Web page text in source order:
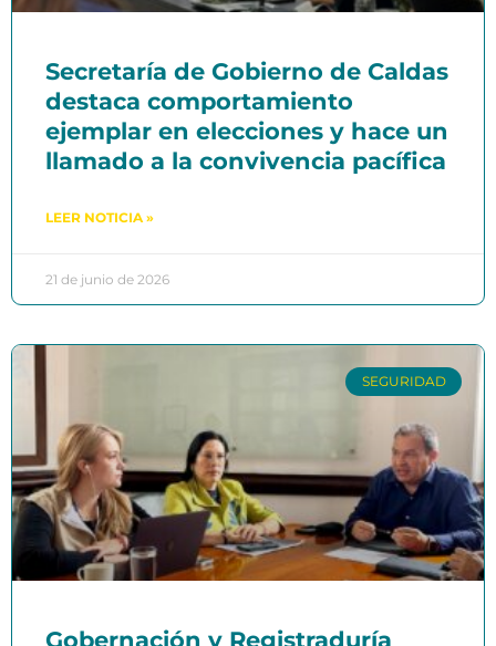
Secretaría de Gobierno de Caldas
destaca comportamiento
ejemplar en elecciones y hace un
llamado a la convivencia pacífica
LEER NOTICIA »
21 de junio de 2026
SEGURIDAD
Gobernación y Registraduría